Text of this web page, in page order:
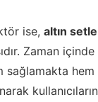
ise, altın
Zaman
hem